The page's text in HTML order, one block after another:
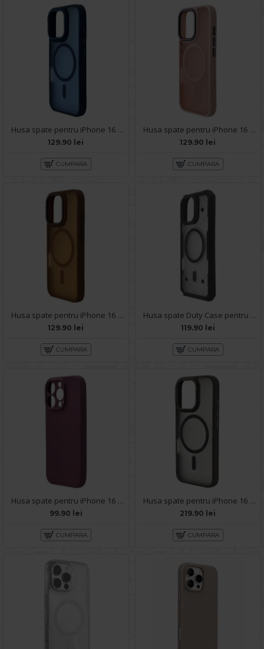
Husa spate pentru iPhone 16 Pro Matte Case Magsafe - Semitransparent/Blue
129.90 lei
CUMPARA
Husa spate pentru iPhone 16 Pro Matte Case Magsafe - Semitransparent/Rose
129.90 lei
CUMPARA
Husa spate pentru iPhone 16 Pro Matte Case Magsafe - Semitransparent/Gold
129.90 lei
CUMPARA
Husa spate Duty Case pentru iPhone 16 Pro - Semitransparent/Negru
119.90 lei
CUMPARA
Husa spate pentru iPhone 16 Pro Silicon Line - Grena
99.90 lei
CUMPARA
Husa spate pentru iPhone 16 Pro Berlia Matte Magsafe - Semitransparent/Gri
219.90 lei
CUMPARA